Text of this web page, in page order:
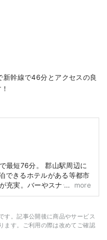
幹線で46分とアクセスの良
最短76分。 郡山駅周辺に
できるホテルがある等都市
充実。バーやスナックなど
テンツも楽しめます。 ま
す。 国立公園でもある
最古の桜などの自然景観、
more
す。記事公開後に商品やサービス
ます。ご利用の際は改めてご確認